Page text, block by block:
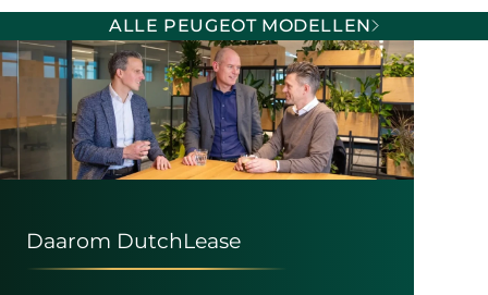
ALLE PEUGEOT MODELLEN
Daarom DutchLease